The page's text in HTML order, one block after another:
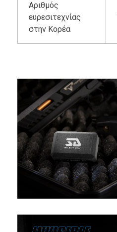
Αριθμός
ευρεσιτεχνίας
στην Κορέα